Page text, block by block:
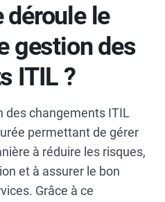
déroule le
gestion des
ITIL ?
des changements ITIL
permettant de gérer
à réduire les risques,
et à assurer le bon
Grâce à ce